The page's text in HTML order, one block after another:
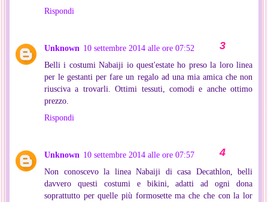
Rispondi
Unknown 10 settembre 2014 alle ore 07:52
Belli i costumi Nabaiji io quest'estate ho preso la loro linea
per le gestanti per fare un regalo ad una mia amica che non
riusciva a trovarli. Ottimi tessuti, comodi e anche ottimo
prezzo.
Rispondi
Unknown 10 settembre 2014 alle ore 07:57
Non conoscevo la linea Nabaiji di casa Decathlon, belli
davvero questi costumi e bikini, adatti ad ogni dona
soprattutto per quelle più formosette ma che che con la lor